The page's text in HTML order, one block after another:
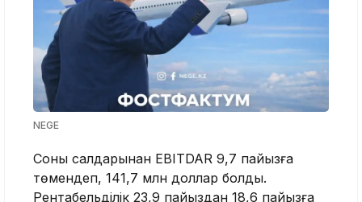
NEGE
Соның салдарынан EBITDAR 9,7 пайызға
төмендеп, 141,7 млн доллар болды.
Рентабельділік 23,9 пайыздан 18,6 пайызға